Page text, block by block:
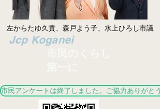
左からたゆ久貴、森戸よう子、水上ひろし市議
​Jcp Koganei
市民アンケートは終了しました。ご協力ありがと